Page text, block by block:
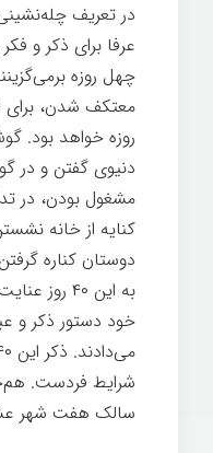
در تعریف
عرفا برای ذکر و
چهل روزه
معتکف شدن، برای
روزه خواهد بود.
دنیوی گفتن و در
مشغول بودن، در
کنایه از خانه
دوستان کناره
به این ۴۰
خود دستور ذکر و
شرایط فردست.
سالک هفت شهر